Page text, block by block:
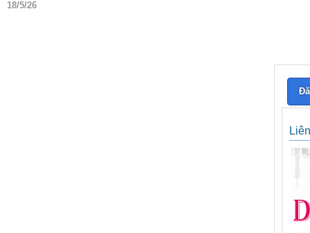
18/5/26